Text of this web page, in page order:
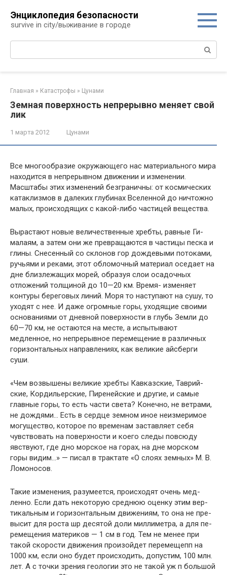
контенту
Энциклопедия безопасности
survive in city/выживание в городе
Поиск:
Главная » Катастрофы » Цунами
Земная поверхность непрерывно меняет свой
лик
1 марта 2012 Цунами
Все многообразие окружающего нас материального мира
находится в непрерывном движении и изменении.
Масшта­бы этих изменений безграничны: от космических
ката­клизмов в далеких глубинах Вселенной до ничтожно
ма­лых, происходящих с какой-либо частицей вещества.
Вырастают новые величественные хребты, равные Ги­
малаям, а затем они же превращаются в частицы песка и
глины. Снесенный со склонов гор дождевыми потоками,
ручьями и реками, этот обломочный материал оседает на
дне близлежащих морей, образуя слои осадочных
отложе­ний толщиной до 10—20 км. Время- изменяет
контуры береговых линий. Моря то наступают на сушу, то
уходят с нее. И даже огромные горы, уходящие своими
основа­ниями от дневной поверхности в глубь Земли до
60—70 км, не остаются на месте, а испытывают
медленное, но не­прерывное перемещение в различных
горизонтальных на­правлениях, как великие айсберги
суши.
«Чем возвышены великие хребты Кавказские, Таврий-
ские, Кордильерские, Пиренейские и другие, и самые
главные горы, то есть части света? Конечно, не ветрами,
не дождями… Есть в сердце земном иное неизмеримое
мо­гущество, которое по временам заставляет себя
чувство­вать на поверхности и коего следы повсюду
явствуют, где дно морское на горах, на дне морском
горы видим…» — писал в трактате «О слоях земных» М. В.
Ломоносов.
Такие изменения, разумеется, происходят очень мед­
ленно. Если дать некоторую среднюю оценку этим вер­
тикальным и горизонтальным движениям, то она не пре­
высит для роста шр десятой доли миллиметра, а для пе­
ремещения материков — 1 см в год. Тем не менее при
такой скорости движения произойдет перемещепп на
1000 км, если оно будет происходить, допустим, 100 млн.
лет. А с точки зрения геологии это не такой уж п боль­шой